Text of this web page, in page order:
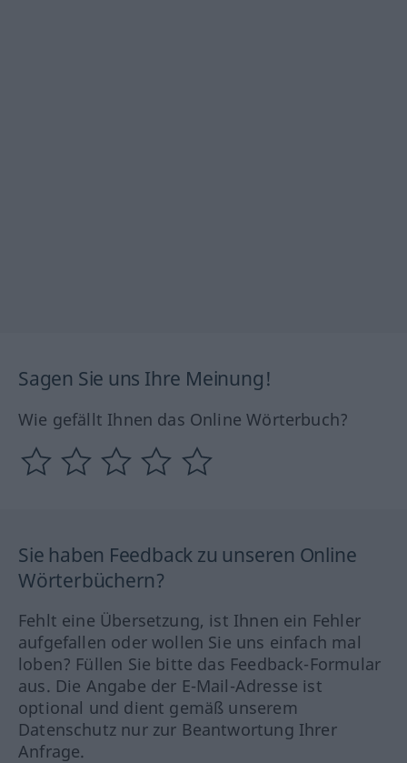
Sagen Sie uns Ihre Meinung!
Wie gefällt Ihnen das Online Wörterbuch?
Sie haben Feedback zu unseren Online
Wörterbüchern?
Fehlt eine Übersetzung, ist Ihnen ein Fehler
aufgefallen oder wollen Sie uns einfach mal
loben? Füllen Sie bitte das Feedback-Formular
aus. Die Angabe der E-Mail-Adresse ist
optional und dient gemäß unserem
Datenschutz nur zur Beantwortung Ihrer
Anfrage.